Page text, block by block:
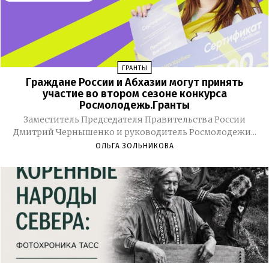
ГРАНТЫ
Граждане России и Абхазии могут принять
участие во втором сезоне конкурса
Росмолодежь.Гранты
Заместитель Председателя Правительства России
Дмитрий Чернышенко и руководитель Росмолодежи...
ОЛЬГА ЗОЛЬНИКОВА